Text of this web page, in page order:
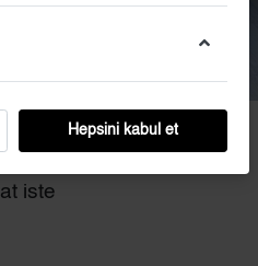
(24)
iste
Hepsini kabul et